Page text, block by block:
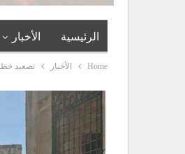
الرئيسية الأخبار
Home الأخبار تصعيد